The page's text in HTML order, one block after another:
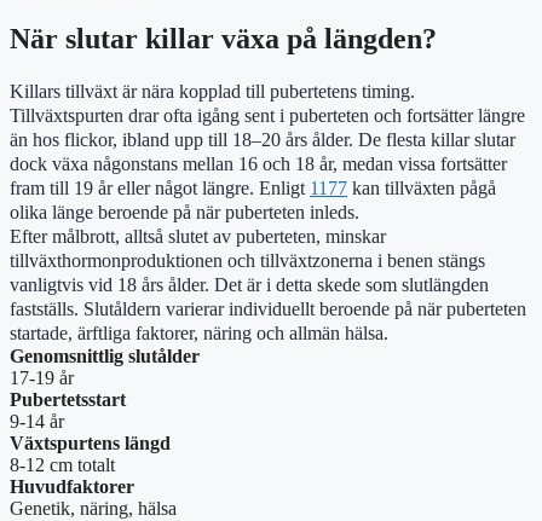
När slutar killar växa på längden?
Killars tillväxt är nära kopplad till pubertetens timing.
Tillväxtspurten drar ofta igång sent i puberteten och fortsätter längre
än hos flickor, ibland upp till 18–20 års ålder. De flesta killar slutar
dock växa någonstans mellan 16 och 18 år, medan vissa fortsätter
fram till 19 år eller något längre. Enligt 1177 kan tillväxten pågå
olika länge beroende på när puberteten inleds.
Efter målbrott, alltså slutet av puberteten, minskar
tillväxthormonproduktionen och tillväxtzonerna i benen stängs
vanligtvis vid 18 års ålder. Det är i detta skede som slutlängden
fastställs. Slutåldern varierar individuellt beroende på när puberteten
startade, ärftliga faktorer, näring och allmän hälsa.
Genomsnittlig slutålder
17-19 år
Pubertetsstart
9-14 år
Växtspurtens längd
8-12 cm totalt
Huvudfaktorer
Genetik, näring, hälsa